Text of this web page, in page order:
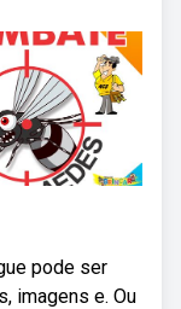
pode ser
imagens e. Ou